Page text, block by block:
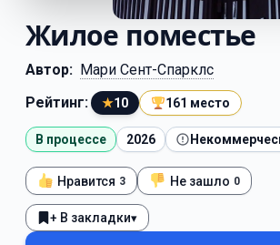
Жилое поместье
Автор: Мари Сент-Спарклс
Рейтинг:
★10 161 место
В процессе 2026
Нравится 3 Не зашло 0
+ В закладки▾